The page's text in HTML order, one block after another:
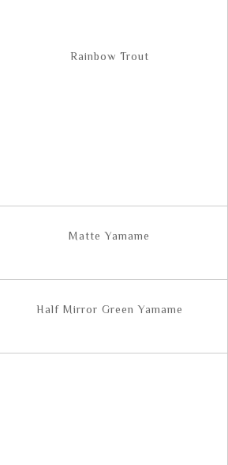
Rainbow Trout
Matte Yamame
Half Mirror Green Yamame